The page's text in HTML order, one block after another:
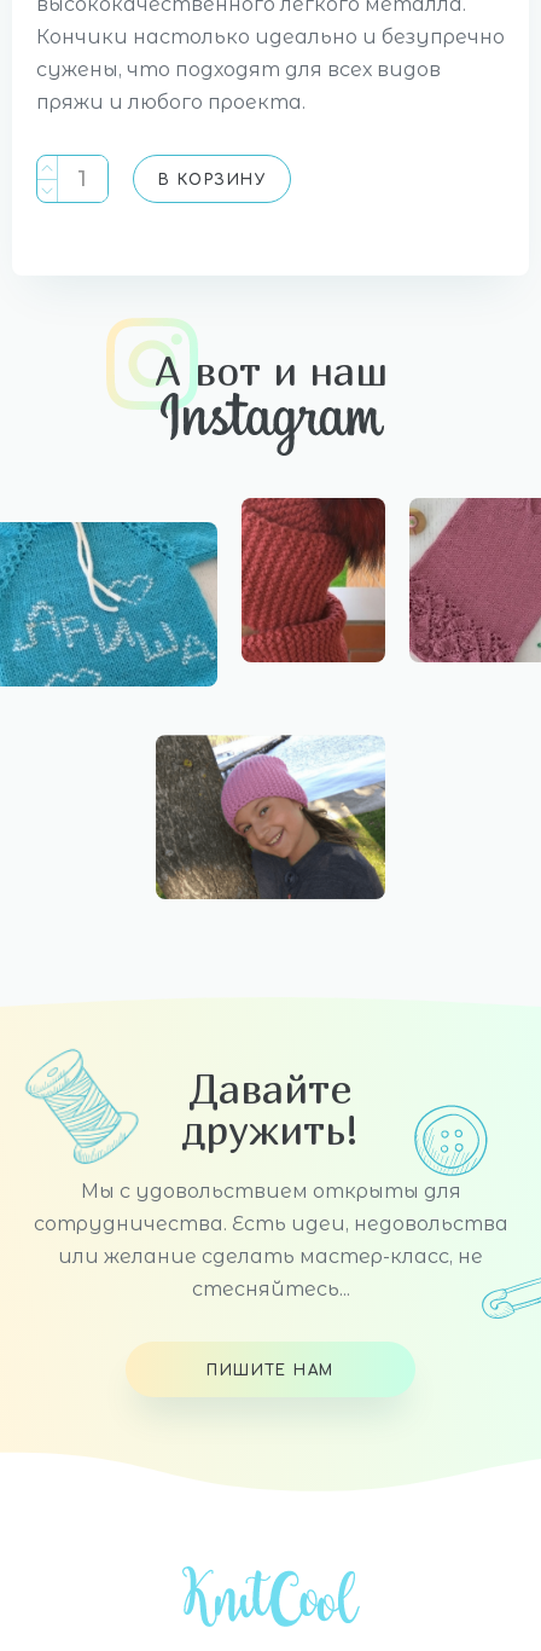
Кончики настолько идеально и безупречно
сужены, что подходят для всех видов
пряжи и любого проекта.
В КОРЗИНУ
А вот и наш
Давайте
дружить!
Мы с удовольствием открыты для
сотрудничества. Есть идеи, недовольства
или желание сделать мастер-класс, не
стесняйтесь...
ПИШИТЕ НАМ